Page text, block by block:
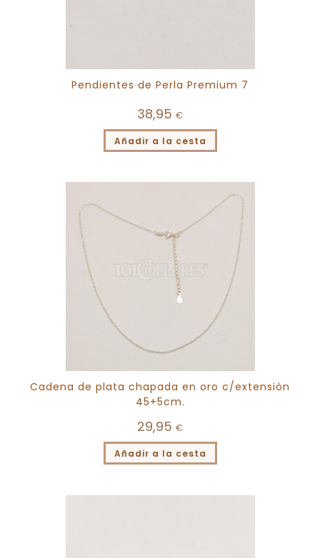
Pendientes de Perla Premium 7
38,95 €
Añadir a la cesta
Cadena de plata chapada en oro c/extensión
45+5cm.
29,95 €
Añadir a la cesta